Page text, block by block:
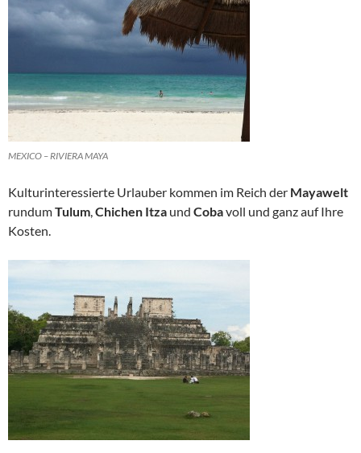
MEXICO – RIVIERA MAYA
Kulturinteressierte Urlauber kommen im Reich der Mayawelt
rundumTulum Chichen Itza und Cobavoll und ganz auf Ihre
Kosten.